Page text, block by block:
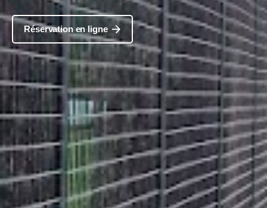
Réservation en ligne